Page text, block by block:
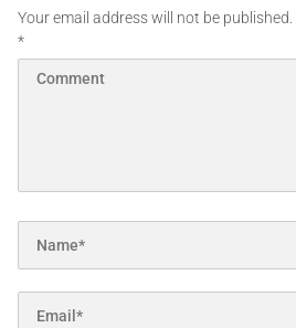
Your email address will not be published.
*